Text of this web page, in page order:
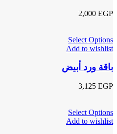
2,000 EGP
Select Options
Add to wishlist
باقة ورد أبيض
3,125 EGP
Select Options
Add to wishlist